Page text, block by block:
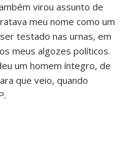
virou assunto de
meu nome como um
testado nas urnas, em
meus algozes políticos.
um homem íntegro, de
que veio, quando